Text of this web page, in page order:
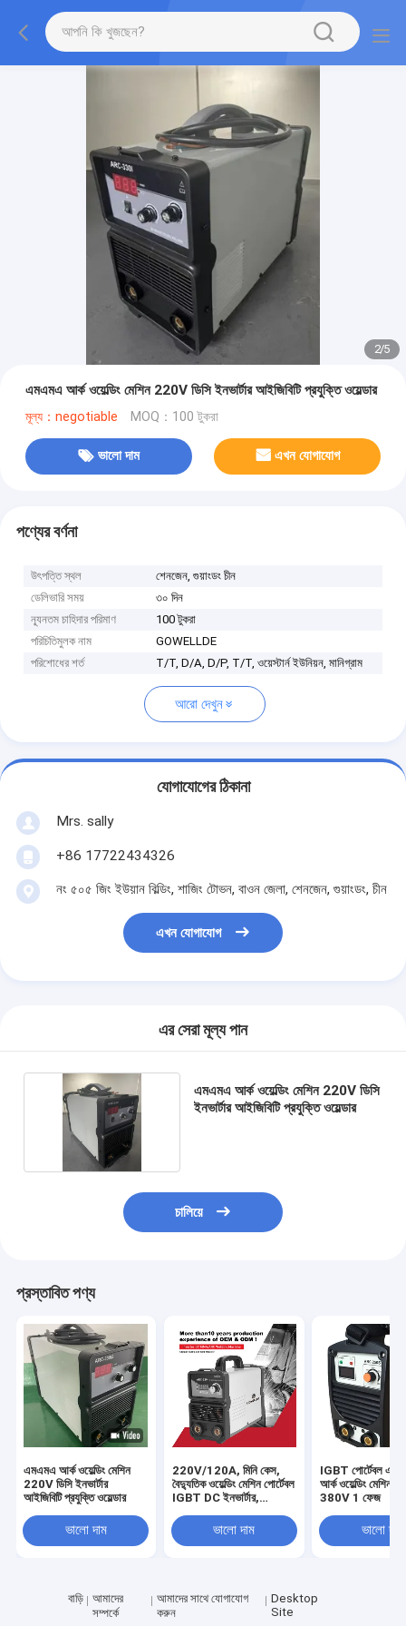
2/5
এমএমএ আর্ক ওয়েল্ডিং মেশিন 220V ডিসি ইনভার্টার আইজিবিটি প্রযুক্তি ওয়েল্ডার
মূল্য：negotiable MOQ：100 টুকরা
ভালো দাম এখন যোগাযোগ
পণ্যের বর্ণনা
উৎপত্তি স্থল
শেনজেন, গুয়াংডং চীন
ডেলিভারি সময়
৩০ দিন
ন্যূনতম চাহিদার পরিমাণ
100 টুকরা
পরিচিতিমুলক নাম
GOWELLDE
পরিশোধের শর্ত
T/T, D/A, D/P, T/T, ওয়েস্টার্ন ইউনিয়ন, মানিগ্রাম
আরো দেখুন
যোগাযোগের ঠিকানা
Mrs. sally
+86 17722434326
নং ৫০৫ জিং ইউয়ান বিল্ডিং, শাজিং টোভন, বাওন জেলা, শেনজেন, গুয়াংডং, চীন
এখন যোগাযোগ
এর সেরা মূল্য পান
এমএমএ আর্ক ওয়েল্ডিং মেশিন 220V ডিসি
ইনভার্টার আইজিবিটি প্রযুক্তি ওয়েল্ডার
চালিয়ে
প্রস্তাবিত পণ্য
এমএমএ আর্ক ওয়েল্ডিং মেশিন
220V ডিসি ইনভার্টার
আইজিবিটি প্রযুক্তি ওয়েল্ডার
ভালো দাম
220V/120A, মিনি কেস,
বৈদ্যুতিক ওয়েল্ডিং মেশিন পোর্টেবল
IGBT DC ইনভার্টার,
Arc120ভালো দাম
IGBT পোর্টেবল
আর্ক ওয়েল্ডিং মেশিন
380V 1 ফেজ
ভালো দাম
বাড়ি
আমাদের
সম্পর্কে
আমাদের সাথে যোগাযোগ
করুন
Desktop
Site